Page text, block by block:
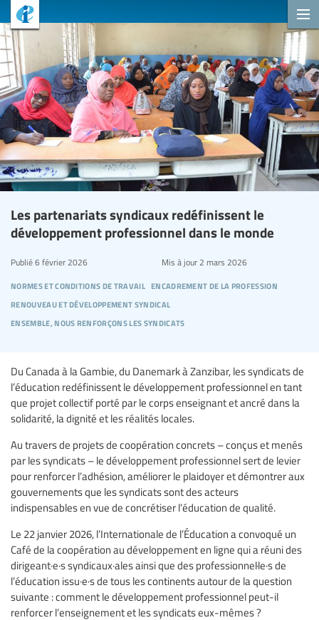
Les partenariats syndicaux redéfinissent le
développement professionnel dans le monde
normes et conditions de travail encadrement de la profession
renouveau et développement syndical
ensemble, nous renforçons les syndicats
Publié6 février 2026 Mis à jour2 mars 2026
Du Canada à la Gambie, du Danemark à Zanzibar, les syndicats de
l’éducation redéfinissent le développement professionnel en tant
que projet collectif porté par le corps enseignant et ancré dans la
solidarité, la dignité et les réalités locales.
Au travers de projets de coopération concrets – conçus et menés
par les syndicats – le développement professionnel sert de levier
pour renforcer l’adhésion, améliorer le plaidoyer et démontrer aux
gouvernements que les syndicats sont des acteurs
indispensables en vue de concrétiser l’éducation de qualité.
Le 22 janvier 2026, l’Internationale de l’Éducation a convoqué un
Café de la coopération au développement en ligne qui a réuni des
dirigeant·e·s syndicaux·ales ainsi que des professionnel·le·s de
l’éducation issu·e·s de tous les continents autour de la question
suivante : comment le développement professionnel peut-il
renforcer l’enseignement et les syndicats eux-mêmes ?